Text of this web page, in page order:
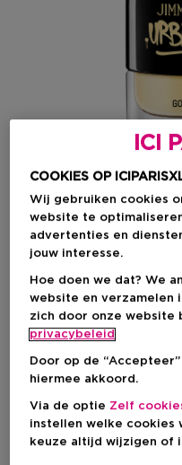
50 ML
50 ML
Kortingsprijs
€ 47,60
€ 56,00
Kortingsprijs
€ 47,60
Aanbevolen
ICI
COOKIES OP
Wij gebruiken cookies
website te
advertenties en
jouw interesse.
Hoe doen we dat? We
website en verzamelen
zich door onze website
privacybeleid
Door op de
hiermee akkoord.
Via de optie Zelf
instellen welke cookies
keuze altijd wijzigen of